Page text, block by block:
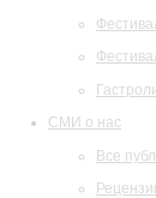
СМИ о нас
Все